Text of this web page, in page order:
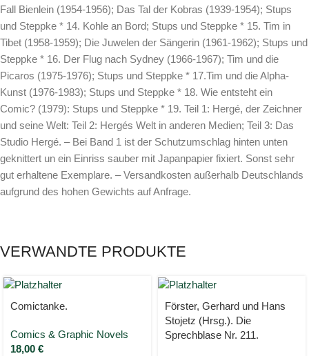
Fall Bienlein (1954-1956); Das Tal der Kobras (1939-1954); Stups
und Steppke * 14. Kohle an Bord; Stups und Steppke * 15. Tim in
Tibet (1958-1959); Die Juwelen der Sängerin (1961-1962); Stups und
Steppke * 16. Der Flug nach Sydney (1966-1967); Tim und die
Picaros (1975-1976); Stups und Steppke * 17.Tim und die Alpha-
Kunst (1976-1983); Stups und Steppke * 18. Wie entsteht ein
Comic? (1979): Stups und Steppke * 19. Teil 1: Hergé, der Zeichner
und seine Welt: Teil 2: Hergés Welt in anderen Medien; Teil 3: Das
Studio Hergé. – Bei Band 1 ist der Schutzumschlag hinten unten
geknittert un ein Einriss sauber mit Japanpapier fixiert. Sonst sehr
gut erhaltene Exemplare. – Versandkosten außerhalb Deutschlands
aufgrund des hohen Gewichts auf Anfrage.
VERWANDTE PRODUKTE
Comictanke.
Comics & Graphic Novels
18,00 €
Förster, Gerhard und Hans
Stojetz (Hrsg.). Die
Sprechblase Nr. 211.